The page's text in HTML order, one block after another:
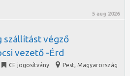
5 aug 2026
szállítást végző
vezető -Érd
CE jogosítvány Pest, Magyarország